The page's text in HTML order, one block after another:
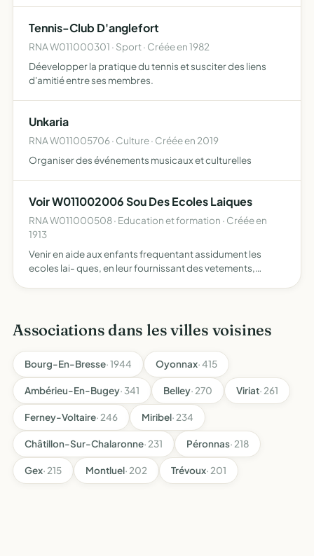
apprend…
Tennis-Club D'anglefort
RNA W011000301 · Sport · Créée en 1982
Déevelopper la pratique du tennis et susciter des liens
d'amitié entre ses membres.
Unkaria
RNA W011005706 · Culture · Créée en 2019
Organiser des événements musicaux et culturelles
Voir W011002006 Sou Des Ecoles Laiques
RNA W011000508 · Education et formation · Créée en
1913
Venir en aide aux enfants frequentant assidument les
ecoles lai- ques, en leur fournissant des vetements,
Associations dans les villes voisines
Bourg-En-Bresse· 1944 Oyonnax· 415
Ambérieu-En-Bugey· 341 Belley· 270 Viriat· 261
Ferney-Voltaire· 246 Miribel· 234
Châtillon-Sur-Chalaronne· 231 Péronnas· 218
Gex· 215 Montluel· 202 Trévoux· 201